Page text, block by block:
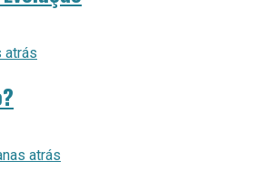
atrás
atrás